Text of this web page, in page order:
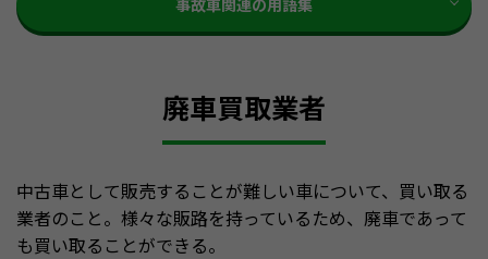
事故車関連の用語集
廃車買取業者
中古車として販売することが難しい車について、買い取る
業者のこと。様々な販路を持っているため、廃車であって
も買い取ることができる。